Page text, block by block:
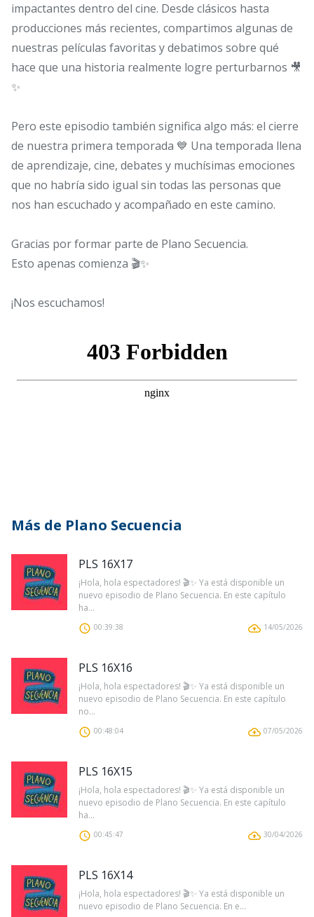
impactantes dentro del cine. Desde clásicos hasta
producciones más recientes, compartimos algunas de
nuestras películas favoritas y debatimos sobre qué
hace que una historia realmente logre perturbarnos 🎥
✨
Pero este episodio también significa algo más: el cierre
de nuestra primera temporada 💙 Una temporada llena
de aprendizaje, cine, debates y muchísimas emociones
que no habría sido igual sin todas las personas que
nos han escuchado y acompañado en este camino.
Gracias por formar parte de Plano Secuencia.
Esto apenas comienza 🎬✨
¡Nos escuchamos!
Más de Plano Secuencia
PLS 16X17
¡Hola, hola espectadores! 🎬✨ Ya está disponible un
nuevo episodio de Plano Secuencia. En este capítulo
ha...
00:39:38 14/05/2026
PLS 16X16
¡Hola, hola espectadores! 🎬✨ Ya está disponible un
nuevo episodio de Plano Secuencia. En este capítulo
no...
00:48:04 07/05/2026
PLS 16X15
¡Hola, hola espectadores! 🎬✨ Ya está disponible un
nuevo episodio de Plano Secuencia. En este capítulo
ha...
00:45:47 30/04/2026
PLS 16X14
¡Hola, hola espectadores! 🎬✨ Ya está disponible un
nuevo episodio de Plano Secuencia. En e...